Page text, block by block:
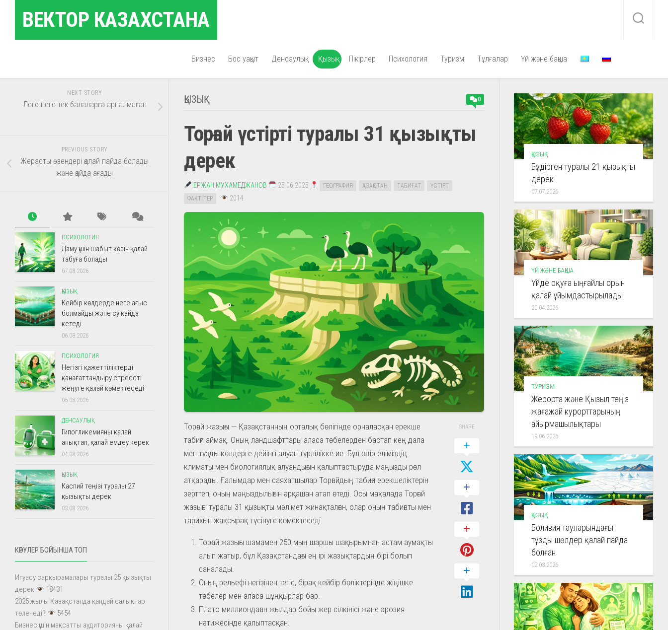
contentВЕКТОР КАЗАХСТАНА
Бизнес Бос уақыт Денсаулық Қызық Пікірлер Психология Туризм Тұлғалар Үй және бақша
ҚЫЗЫҚ 0
Торғай үстірті туралы 31 қызықты
дерек
ЕРЖАН МУХАМЕДЖАНОВ 25.06.2025 ГЕОГРАФИЯ ҚАЗАҚСТАН ТАБИҒАТ
ҮСТІРТ
ФАКТІЛЕР
2014
Торғай жазығы — Қазақстанның орталық бөлігінде орналасқан ерекше
табиғи аймақ. Оның ландшафттары аласа төбелерден бастап кең дала
мен тұзды көлдерге дейінгі алуан түрлілікке ие. Бұл өңір еліміздің
климаты мен биологиялық алуандығын қалыптастыруда маңызды рөл
атқарады. Ғалымдар мен саяхатшылар Торғайдың табиғи ерекшеліктерін
зерттеп, оның маңыздылығын әрқашан атап өтеді. Осы мақалада Торғай
жазығы туралы 31 қызықты мәлімет жинақталған, олар оның табиғаты мен
тарихын жақсырақ түсінуге көмектеседі.
Торғай жазығы шамамен 250 мың шаршы шақырымнан астам аумақты
алып жатыр, бұл Қазақстандағы ең ірі жазықтардың бірі болып
саналады.
Оның рельефі негізінен тегіс, бірақ кейбір бөліктерінде жіңішке
төбелер мен аласа шұңқырлар бар.
Плато миллиондаған жылдар бойы жер сілкінісі және эрозия
нәтижесінде қалыптасқан.
SHARE
NEXT STORY
Лего неге тек балаларға арналмаған
PREVIOUS STORY
Жерасты өзендері қалай пайда болады
және қайда ағады
ПСИХОЛОГИЯ
Даму үшін шабыт көзін қалай
табуға болады
07.08.2026
ҚЫЗЫҚ
Кейбір көлдерде неге ағыс
болмайды және су қайда
кетеді
06.08.2026
ПСИХОЛОГИЯ
Негізгі қажеттіліктерді
қанағаттандыру стрессті
жеңуге қалай көмектеседі
05.08.2026
ДЕНСАУЛЫҚ
Гипогликемияны қалай
анықтап, қалай емдеу керек
04.08.2026
ҚЫЗЫҚ
Каспий теңізі туралы 27
қызықты дерек
03.08.2026
КӨРУЛЕР БОЙЫНША ТОП
Игуасу сарқырамалары туралы 25 қызықты
дерек
18431
2025 жылы Қазақстанда қандай салықтар
төленеді?
5454
Бизнес үшін мақсатты аудиторияны қалай
ҚЫЗЫҚ
Бүлдірген туралы 21 қызықты
дерек
07.07.2026
ҮЙ ЖӘНЕ БАҚША
Үйде оқуға ыңғайлы орын
қалай ұйымдастырылады
20.04.2026
ТУРИЗМ
Жерорта және Қызыл теңіз
жағажай курорттарының
айырмашылықтары
19.06.2026
ҚЫЗЫҚ
Боливия тауларындағы
тұзды шөлдер қалай пайда
болған
02.03.2026